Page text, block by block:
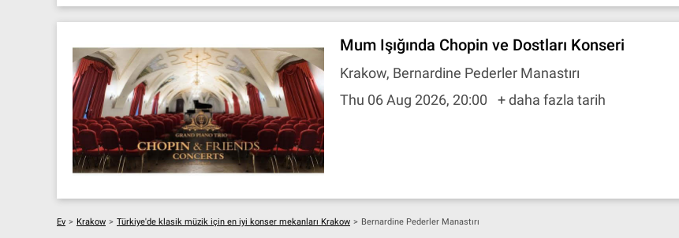
Mum Işığında Chopin ve Dostları Konseri
Krakow, Bernardine Pederler Manastırı
Thu 06 Aug 2026, 20:00
+ daha fazla tarih
Ev > Krakow > Türkiye'de klasik müzik için en iyi konser mekanları Krakow > Bernardine Pederler Manastırı